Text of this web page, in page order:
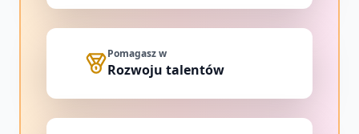
Pomagasz w
Rozwoju talentów